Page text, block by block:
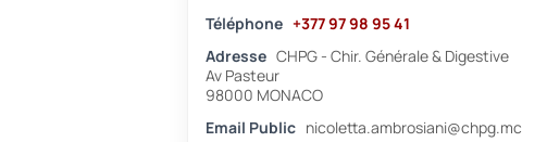
Téléphone +377 97 98 95 41
Adresse CHPG - Chir. Générale & Digestive
Av Pasteur
98000 MONACO
Email Public nicoletta.ambrosiani@chpg.mc